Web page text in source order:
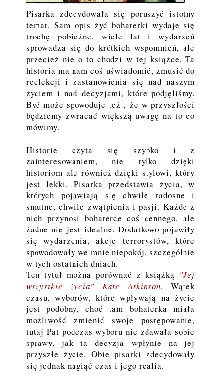
Pisarka zdecydowała się poruszyć istotny
temat. Sam opis żyć bohaterki wydaje się
trochę pobieżne, wiele lat i wydarzeń
sprowadza się do krótkich wspomnień, ale
przecież nie o to chodzi w tej książce. Ta
historia ma nam coś uświadomić, zmusić do
reelekcji i zastanowienia się nad naszym
życiem i nad decyzjami, które podjęliśmy.
Być może spowoduje też , że w przyszłości
będziemy zwracać większą uwagę na to co
mówimy.
Historie czyta się szybko i z
zainteresowaniem, nie tylko dzięki
historiom ale również dzięki stylowi, który
jest lekki. Pisarka przedstawia życia, w
których pojawiają się chwile radosne i
smutne, chwile zwątpienia i pasji. Każde z
nich przynosi bohaterce coś cennego, ale
żadne nie jest idealne. Dodatkowo pojawiły
się wydarzenia, akcje terrorystów, które
spowodowały we mnie niepokój, szczególnie
w tych ostatnich dniach.
Ten tytuł można porównać z książką "Jej
wszystkie życia" Kate Atkinson. Wątek
czasu, wyborów, które wpływają na życie
jest podobny, choć tam bohaterka miała
możliwość zmienić swoje postępowanie,
tutaj Pat podczas wyboru nie zdawała sobie
sprawy, jak ta decyzja wpłynie na jej
przyszłe życie. Obie pisarki zdecydowały
się jednak nagiąć czas i jego realia.